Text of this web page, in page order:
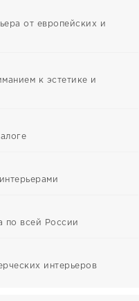
от европейских и
к эстетике и
по всей России
интерьеров